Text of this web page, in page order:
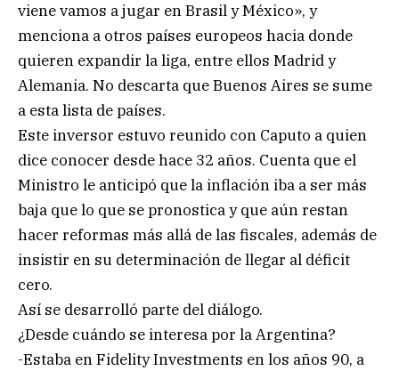
viene vamos a jugar en Brasil y México», y
menciona a otros países europeos hacia donde
quieren expandir la liga, entre ellos Madrid y
Alemania. No descarta que Buenos Aires se sume
a esta lista de países.
Este inversor estuvo reunido con Caputo a quien
dice conocer desde hace 32 años. Cuenta que el
Ministro le anticipó que la inflación iba a ser más
baja que lo que se pronostica y que aún restan
hacer reformas más allá de las fiscales, además de
insistir en su determinación de llegar al déficit
cero.
Así se desarrolló parte del diálogo.
¿Desde cuándo se interesa por la Argentina?
-Estaba en Fidelity Investments en los años 90, a